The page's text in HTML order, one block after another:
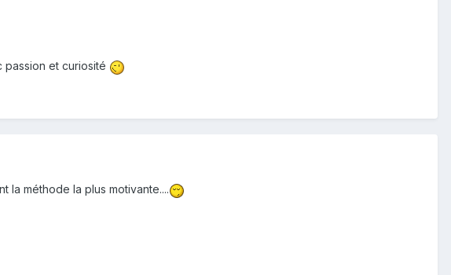
passion et curiosité
la méthode la plus motivante....